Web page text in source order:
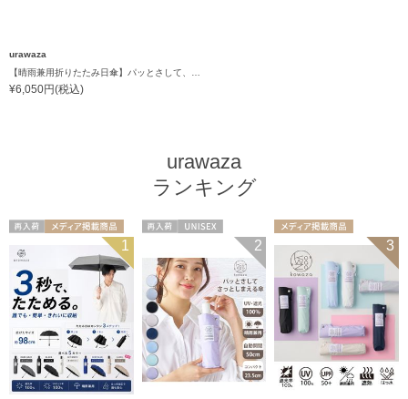
urawaza
¥6,050円(税込)
urawaza
ランキング
メディア掲載商
UNISEX 1 2 ギフト向け 3